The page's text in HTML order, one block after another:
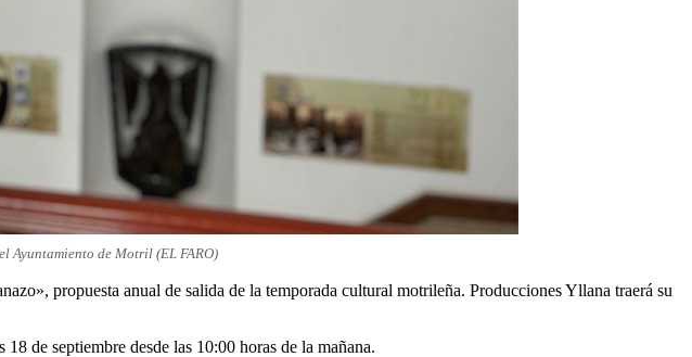
Ayuntamiento de Motril (EL FARO)
propuesta anual de salida de la temporada cultural motrileña. Producciones Yllana traerá su
de septiembre desde las 10:00 horas de la mañana.